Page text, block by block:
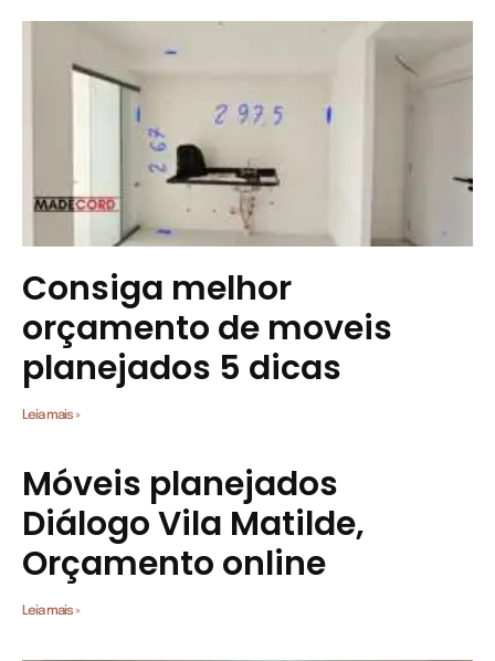
Consiga melhor
orçamento de moveis
planejados 5 dicas
Leia mais »
Móveis planejados
Diálogo Vila Matilde,
Orçamento online
Leia mais »